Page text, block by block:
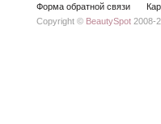
Форма обратной связи
Copyright © BeautySpot 2008-